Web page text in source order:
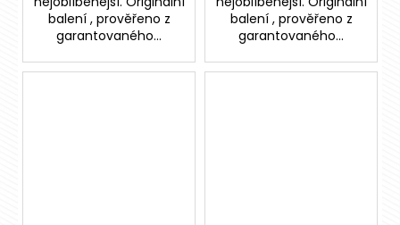
balení , prověřeno z
garantovaného...
balení , prověřeno z
garantovaného...